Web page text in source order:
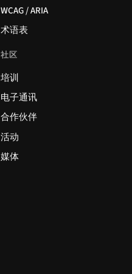
WCAG / ARIA
术语表
社区
培训
电子通讯
合作伙伴
活动
媒体